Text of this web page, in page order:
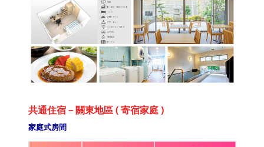
共通住宿－關東地區 ( 寄宿家庭 )
家庭式房間